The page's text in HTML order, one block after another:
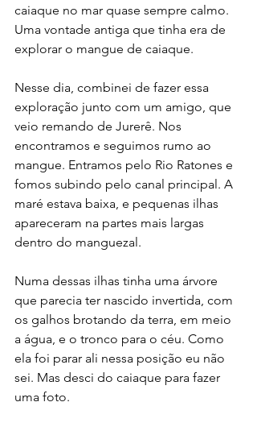
caiaque no mar quase sempre calmo.
Uma vontade antiga que tinha era de
explorar o mangue de caiaque.
Nesse dia, combinei de fazer essa
exploração junto com um amigo, que
veio remando de Jurerê. Nos
encontramos e seguimos rumo ao
mangue. Entramos pelo Rio Ratones e
fomos subindo pelo canal principal. A
maré estava baixa, e pequenas ilhas
apareceram na partes mais largas
dentro do manguezal.
Numa dessas ilhas tinha uma árvore
que parecia ter nascido invertida, com
os galhos brotando da terra, em meio
a água, e o tronco para o céu. Como
ela foi parar ali nessa posição eu não
sei. Mas desci do caiaque para fazer
uma foto.